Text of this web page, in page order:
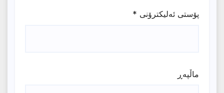
پۆستی ئەلیکترۆنی *
ماڵپه‌ڕ